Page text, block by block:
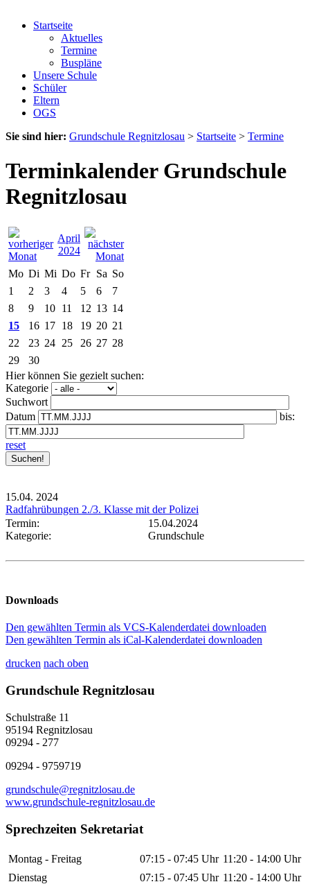
Startseite
Aktuelles
Termine
Buspläne
Unsere Schule
Schüler
Eltern
OGS
Sie sind hier: Grundschule Regnitzlosau > Startseite > Termine
Terminkalender Grundschule
Regnitzlosau
April
2024
Mo Di Mi Do Fr Sa So
1
2 3 4 5 6
7
8
9 10 11 12 13 14
15
16 17 18 19 20 21
22
23 24 25 26 27 28
29
30
Hier können Sie gezielt suchen:
Kategorie
Suchwort
Datum
bis:
reset
15.04. 2024
Radfahrübungen 2./3. Klasse mit der Polizei
Termin:
15.04.2024
Kategorie:
Grundschule
Downloads
Den gewählten Termin als VCS-Kalenderdatei downloaden
Den gewählten Termin als iCal-Kalenderdatei downloaden
drucken nach oben
Grundschule Regnitzlosau
Schulstraße 11
95194 Regnitzlosau
09294 - 277
09294 - 9759719
grundschule@regnitzlosau.de
www.grundschule-regnitzlosau.de
Sprechzeiten Sekretariat
Montag - Freitag 07:15 - 07:45 Uhr 11:20 - 14:00 Uhr
Dienstag
07:15 - 07:45 Uhr 11:20 - 14:00 Uhr